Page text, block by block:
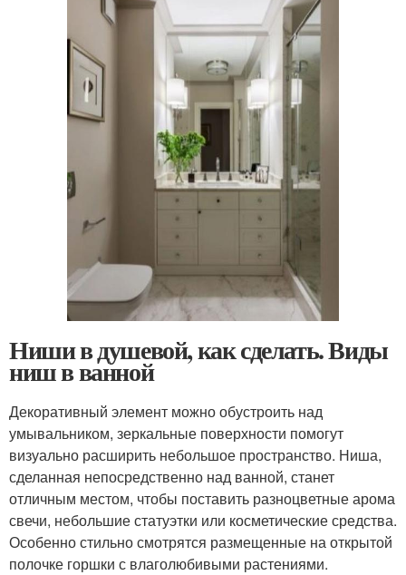
Ниши в душевой, как сделать. Виды
ниш в ванной
Декоративный элемент можно обустроить над
умывальником, зеркальные поверхности помогут
визуально расширить небольшое пространство. Ниша,
сделанная непосредственно над ванной, станет
отличным местом, чтобы поставить разноцветные арома
свечи, небольшие статуэтки или косметические средства.
Особенно стильно смотрятся размещенные на открытой
полочке горшки с влаголюбивыми растениями.